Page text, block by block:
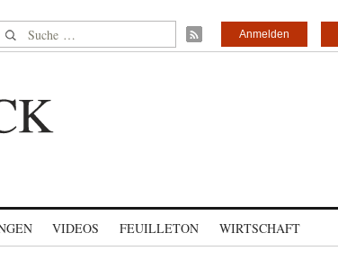
Suche nach: Anmelden
VIDEOS FEUILLETON WIRTSCHAFT